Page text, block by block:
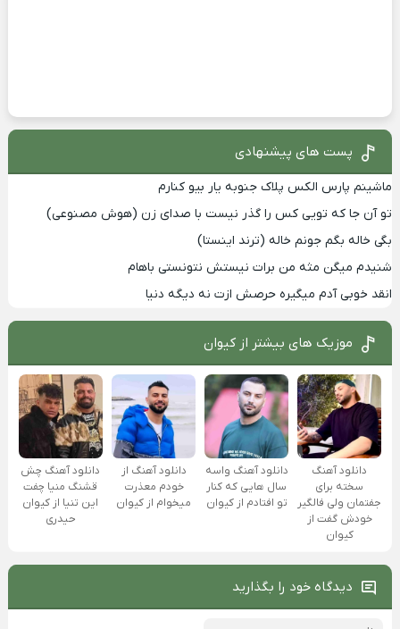
پست های پیشنهادی
ماشینم پارس الکس پلاک جنوبه یار بیو کنارم
تو آن جا که تویی کس را گذر نیست با صدای زن (هوش مصنوعی)
بگی خاله بگم جونم خاله (ترند اینستا)
شنیدم میگن مثه من برات نیستش نتونستی باهام
انقد خوبی آدم میگیره حرصش ازت نه دیگه دنیا
موزیک های بیشتر از کیوان
دانلود آهنگ
سخته برای
جفتمان ولی فالگیر
خودش گفت از
کیوان
دانلود آهنگ واسه
سال هایی که کنار
تو افتادم از کیوان
دانلود آهنگ از
خودم معذرت
میخوام از کیوان
دانلود آهنگ چش
قشنگ منیا چفت
این تنیا از کیوان
حیدری
دیدگاه خود را بگذارید